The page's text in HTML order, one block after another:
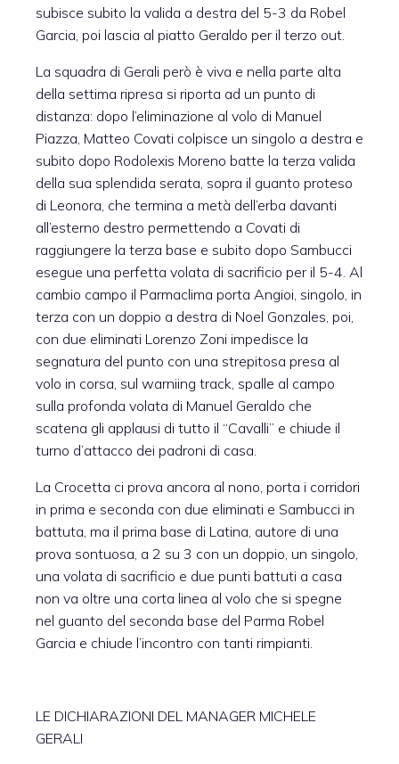
subisce subito la valida a destra del 5-3 da Robel
Garcia, poi lascia al piatto Geraldo per il terzo out.
La squadra di Gerali però è viva e nella parte alta
della settima ripresa si riporta ad un punto di
distanza: dopo l’eliminazione al volo di Manuel
Piazza, Matteo Covati colpisce un singolo a destra e
subito dopo Rodolexis Moreno batte la terza valida
della sua splendida serata, sopra il guanto proteso
di Leonora, che termina a metà dell’erba davanti
all’esterno destro permettendo a Covati di
raggiungere la terza base e subito dopo Sambucci
esegue una perfetta volata di sacrificio per il 5-4. Al
cambio campo il Parmaclima porta Angioi, singolo, in
terza con un doppio a destra di Noel Gonzales, poi,
con due eliminati Lorenzo Zoni impedisce la
segnatura del punto con una strepitosa presa al
volo in corsa, sul warniing track, spalle al campo
sulla profonda volata di Manuel Geraldo che
scatena gli applausi di tutto il “Cavalli” e chiude il
turno d’attacco dei padroni di casa.
La Crocetta ci prova ancora al nono, porta i corridori
in prima e seconda con due eliminati e Sambucci in
battuta, ma il prima base di Latina, autore di una
prova sontuosa, a 2 su 3 con un doppio, un singolo,
una volata di sacrificio e due punti battuti a casa
non va oltre una corta linea al volo che si spegne
nel guanto del seconda base del Parma Robel
Garcia e chiude l’incontro con tanti rimpianti.
LE DICHIARAZIONI DEL MANAGER MICHELE
GERALI